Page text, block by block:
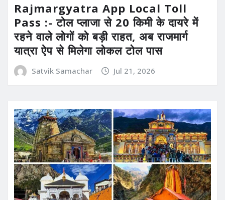
Rajmargyatra App Local Toll
Pass :- टोल प्लाजा से 20 किमी के दायरे में
रहने वाले लोगों को बड़ी राहत, अब राजमार्ग
यात्रा ऐप से मिलेगा लोकल टोल पास
Satvik Samachar Jul 21, 2026